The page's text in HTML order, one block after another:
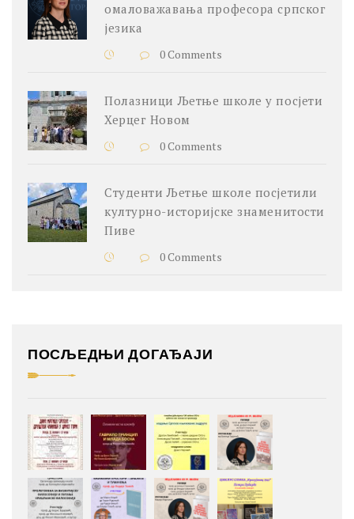
омаловажавања професора српског
језика
0 Comments
Полазници Љетње школе у посјети
Херцег Новом
0 Comments
Студенти Љетње школе посјетили
културно-историјске знаменитости
Пиве
0 Comments
ПОСЉЕДЊИ ДОГАЂАЈИ